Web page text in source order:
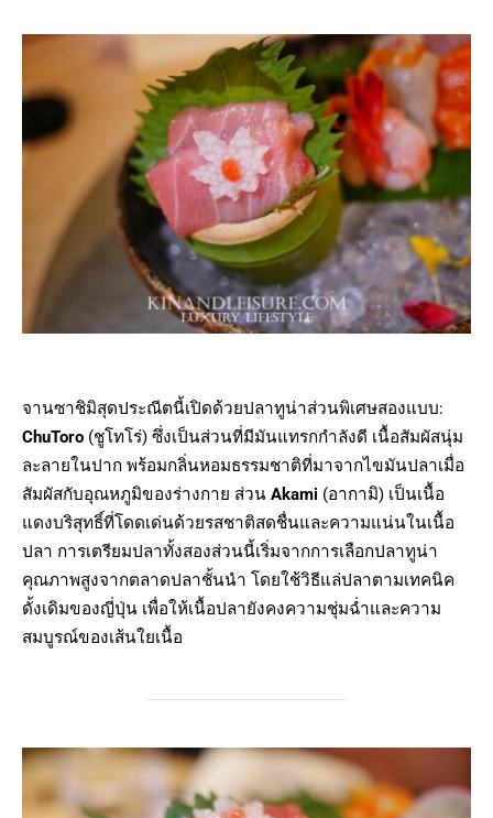
จานซาชิมิสุดประณีตนี้เปิดด้วยปลาทูน่าส่วนพิเศษสองแบบ:
ChuToro (ชูโทโร่) ซึ่งเป็นส่วนที่มีมันแทรกกำลังดี เนื้อสัมผัสนุ่ม
ละลายในปาก พร้อมกลิ่นหอมธรรมชาติที่มาจากไขมันปลาเมื่อ
สัมผัสกับอุณหภูมิของร่างกาย ส่วน Akami (อากามิ) เป็นเนื้อ
แดงบริสุทธิ์ที่โดดเด่นด้วยรสชาติสดชื่นและความแน่นในเนื้อ
ปลา การเตรียมปลาทั้งสองส่วนนี้เริ่มจากการเลือกปลาทูน่า
คุณภาพสูงจากตลาดปลาชั้นนำ โดยใช้วิธีแล่ปลาตามเทคนิค
ดั้งเดิมของญี่ปุ่น เพื่อให้เนื้อปลายังคงความชุ่มฉ่ำและความ
สมบูรณ์ของเส้นใยเนื้อ